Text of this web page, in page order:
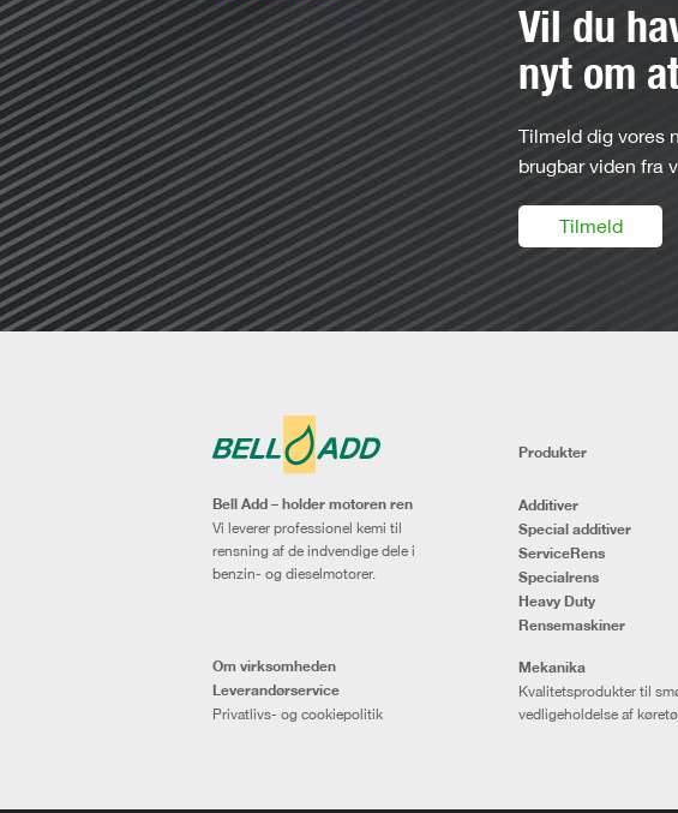
Vil du
nyt om
Tilmeld dig vores
brugbar viden fra
Tilmeld
Bell Add – holder motoren ren
Vi leverer professionel kemi til
rensning af de indvendige dele i
benzin- og dieselmotorer.
Om virksomheden
Leverandørservice
Privatlivs- og cookiepolitik
Produkter
Additiver
Special additiver
ServiceRens
Specialrens
Heavy Duty
Rensemaskiner
Mekanika
Kvalitetsprodukter til
vedligeholdelse af